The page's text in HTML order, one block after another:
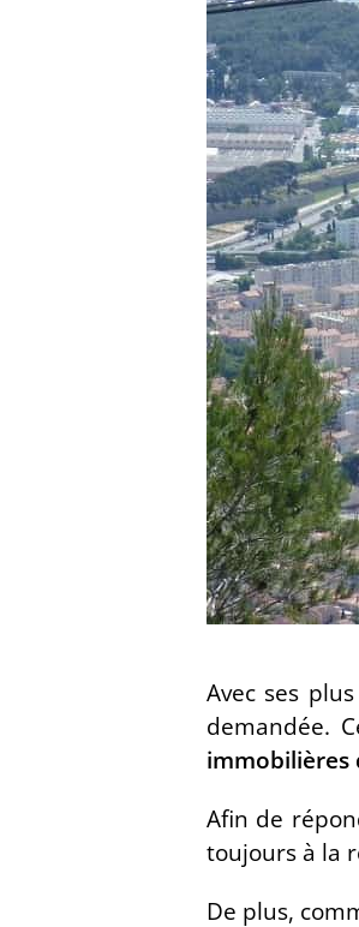
Avec ses
demandée.
immobilières
Afin de
toujours à la
De plus,